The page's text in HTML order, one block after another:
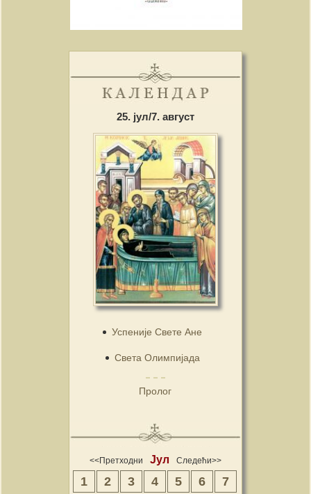
25. јул/7. август
Успеније Свете Ане
Света Олимпијада
Пролог
<<Претходни Јул Следећи>>
1 2 3 4 5 6 7